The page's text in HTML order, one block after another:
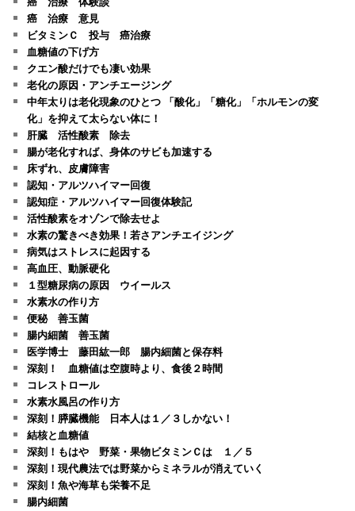
癌 治療 意見
ビタミンＣ 投与 癌治療
血糖値の下げ方
クエン酸だけでも凄い効果
老化の原因・アンチエージング
中年太りは老化現象のひとつ 「酸化」「糖化」「ホルモンの変
化」を抑えて太らない体に！
肝臓 活性酸素 除去
腸が老化すれば、身体のサビも加速する
床ずれ、皮膚障害
認知・アルツハイマー回復
認知症・アルツハイマー回復体験記
活性酸素をオゾンで除去せよ
水素の驚きべき効果！若さアンチエイジング
病気はストレスに起因する
高血圧、動脈硬化
１型糖尿病の原因 ウイールス
水素水の作り方
便秘 善玉菌
腸内細菌 善玉菌
医学博士 藤田紘一郎 腸内細菌と保存料
深刻！ 血糖値は空腹時より、食後２時間
コレストロール
水素水風呂の作り方
深刻！膵臓機能 日本人は１／３しかない！
結核と血糖値
深刻！もはや 野菜・果物ビタミンＣは １／５
深刻！現代農法では野菜からミネラルが消えていく
深刻！魚や海草も栄養不足
腸内細菌